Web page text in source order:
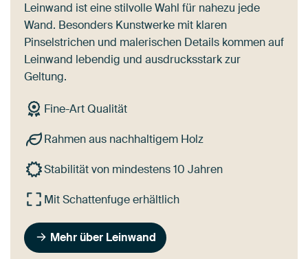
Leinwand ist eine stilvolle Wahl für nahezu jede
Wand. Besonders Kunstwerke mit klaren
Pinselstrichen und malerischen Details kommen auf
Leinwand lebendig und ausdrucksstark zur
Geltung.
Fine-Art Qualität
Rahmen aus nachhaltigem Holz
Stabilität von mindestens 10 Jahren
Mit Schattenfuge erhältlich
Mehr über Leinwand